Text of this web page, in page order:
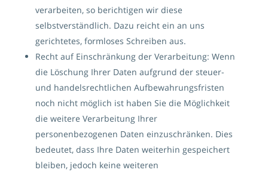
verarbeiten, so berichtigen wir diese
selbstverständlich. Dazu reicht ein an uns
gerichtetes, formloses Schreiben aus.
Recht auf Einschränkung der Verarbeitung: Wenn
die Löschung Ihrer Daten aufgrund der steuer-
und handelsrechtlichen Aufbewahrungsfristen
noch nicht möglich ist haben Sie die Möglichkeit
die weitere Verarbeitung Ihrer
personenbezogenen Daten einzuschränken. Dies
bedeutet, dass Ihre Daten weiterhin gespeichert
bleiben, jedoch keine weiteren